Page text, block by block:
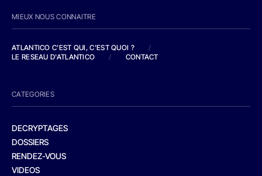
MIEUX NOUS CONNAITRE
ATLANTICO C'EST QUI, C'EST QUOI ?
/
LE RESEAU D'ATLANTICO
/ CONTACT
CATEGORIES
DECRYPTAGES
DOSSIERS
RENDEZ-VOUS
VIDEOS